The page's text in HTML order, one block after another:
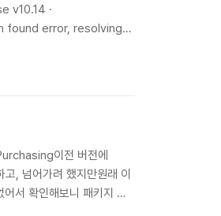
v10.14 ·
found error, resolving
이전 버전에
, 넘어가려 했지만원래 이
서 확인해보니 패키지 매